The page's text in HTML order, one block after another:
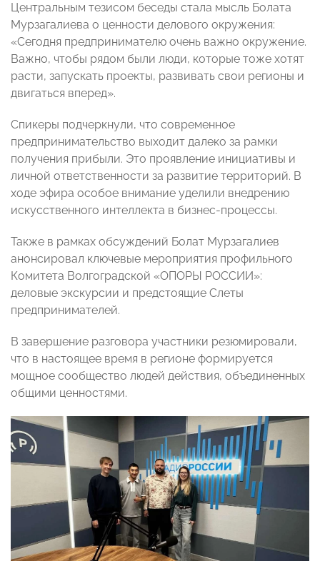
Центральным тезисом беседы стала мысль Болата
Мурзагалиева о ценности делового окружения:
«Сегодня предпринимателю очень важно окружение.
Важно, чтобы рядом были люди, которые тоже хотят
расти, запускать проекты, развивать свои регионы и
двигаться вперед».
Спикеры подчеркнули, что современное
предпринимательство выходит далеко за рамки
получения прибыли. Это проявление инициативы и
личной ответственности за развитие территорий. В
ходе эфира особое внимание уделили внедрению
искусственного интеллекта в бизнес-процессы.
Также в рамках обсуждений Болат Мурзагалиев
анонсировал ключевые мероприятия профильного
Комитета Волгоградской «ОПОРЫ РОССИИ»:
деловые экскурсии и предстоящие Слеты
предпринимателей.
В завершение разговора участники резюмировали,
что в настоящее время в регионе формируется
мощное сообщество людей действия, объединенных
общими ценностями.